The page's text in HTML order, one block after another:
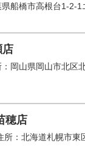
船橋市高根台1-2-
店
：岡山県岡山市北
穂店
所：北海道札幌